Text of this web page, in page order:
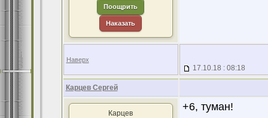
Поощрить
Наказать
Наверх
17.10.18 : 08:18
Карцев Сергей
Карцев
+6, туман!